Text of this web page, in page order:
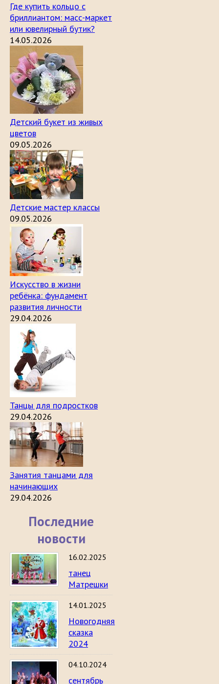
Где купить кольцо с
бриллиантом: масс-маркет
или ювелирный бутик?
14.05.2026
Детский букет из живых
цветов
09.05.2026
Детские мастер классы
09.05.2026
Искусство в жизни
ребёнка: фундамент
развития личности
29.04.2026
Танцы для подростков
29.04.2026
Занятия танцами для
начинающих
29.04.2026
Последние
новости
16.02.2025
танец
Матрешки
14.01.2025
Новогодняя
сказка
2024
04.10.2024
сентябрь